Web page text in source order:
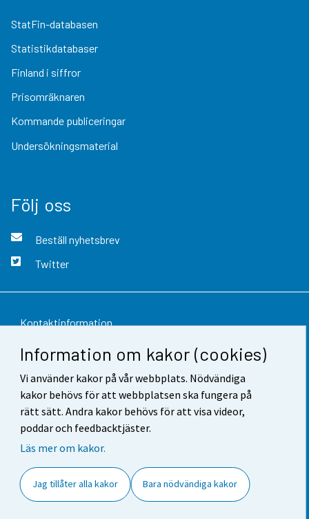
Information om kakor (cookies)
Vi använder kakor på vår webbplats. Nödvändiga
kakor behövs för att webbplatsen ska fungera på
rätt sätt. Andra kakor behövs för att visa videor,
poddar och feedbacktjäster.
Läs mer om kakor.
Jag tillåter alla kakor Bara nödvändiga kakor
StatFin-databasen
Statistikdatabaser
Finland i siffror
Prisomräknaren
Kommande publiceringar
Undersökningsmaterial
Följ oss
Beställ nyhetsbrev
Twitter
Kontaktinformation
Respons
Användarvillkor
Dataskydd
Tillgänglighet
Cookie-inställningar